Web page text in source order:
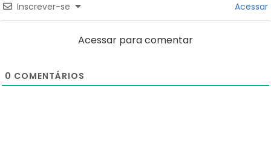
Inscrever-se Acessar
Acessar para comentar
0 COMENTÁRIOS